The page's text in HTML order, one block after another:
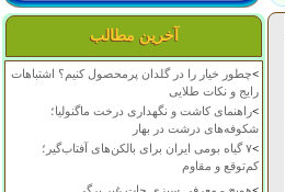
آخرین مطالب
>چطور خیار را در گلدان پرمحصول کنیم؟ اشتباهات
رایج و نکات طلایی
>راهنمای کاشت و نگهداری درخت ماگنولیا؛
شکوفه‌های درشت در بهار
>
۷ گیاه بومی ایران برای بالکن‌های آفتاب‌گیر؛
کم‌توقع و مقاوم